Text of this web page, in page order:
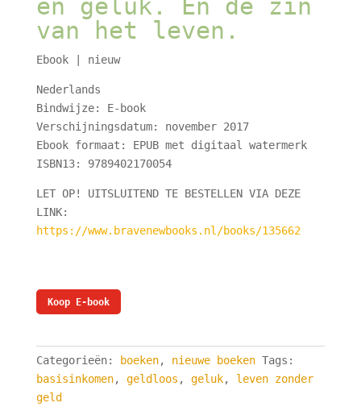
en geluk. En de zin
van het leven.
Ebook | nieuw
Nederlands
Bindwijze: E-book
Verschijningsdatum: november 2017
Ebook formaat: EPUB met digitaal watermerk
ISBN13: 9789402170054
LET OP! UITSLUITEND TE BESTELLEN VIA DEZE
LINK:
https://www.bravenewbooks.nl/books/135662
Koop E-book
Categorieën: boeken, nieuwe boeken Tags:
basisinkomen, geldloos , geluk, leven zonder
geld